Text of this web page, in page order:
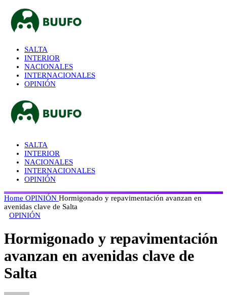
SALTA
INTERIOR
NACIONALES
INTERNACIONALES
OPINIÓN
SALTA
INTERIOR
NACIONALES
INTERNACIONALES
OPINIÓN
Home OPINIÓN Hormigonado y repavimentación avanzan en
avenidas clave de Salta
OPINIÓN
Hormigonado y repavimentación
avanzan en avenidas clave de
Salta